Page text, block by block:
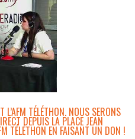
TÉLÉTHON. NOUS SERONS
DEPUIS LA PLACE JEAN
TÉLÉTHON EN FAISANT UN DON !